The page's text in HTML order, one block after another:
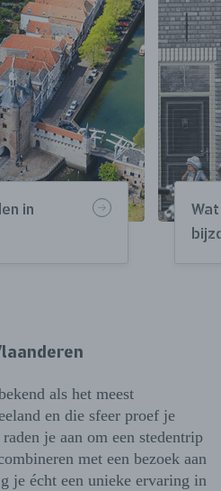
in
als het meest
en die sfeer proef je
je aan om een stedentrip
met een bezoek aan
je écht een unieke ervaring in